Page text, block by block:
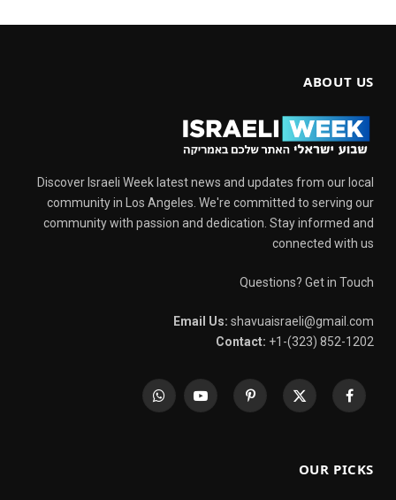
ABOUT US
Discover Israeli Week latest news and updates from our local
community in Los Angeles. We're committed to serving our
community with passion and dedication. Stay informed and
connected with us
Questions? Get in Touch
Email Us: shavuaisraeli@gmail.com
Contact: +1-(323) 852-1202
Facebook
X
Pinterest
YouTube
WhatsApp
OUR PICKS